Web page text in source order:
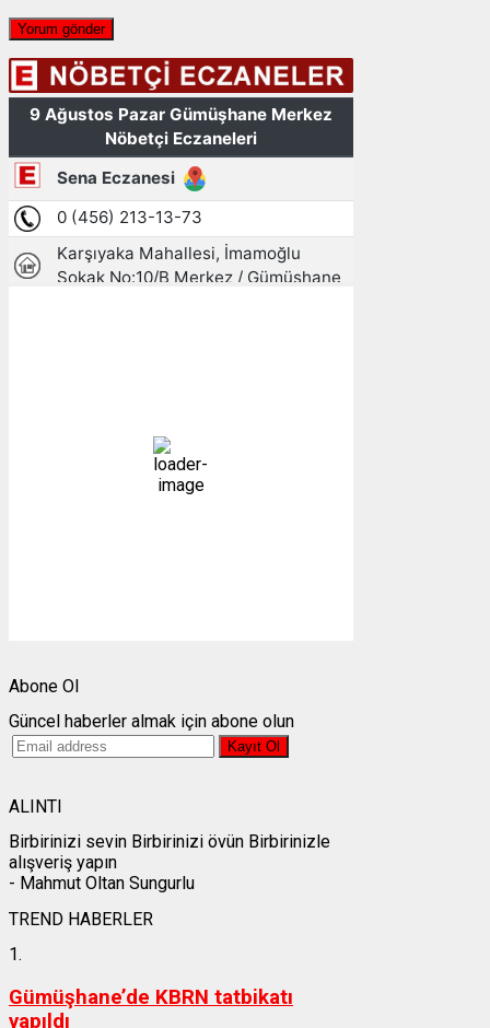
64 %
1014 mb
Abone Ol
Güncel haberler almak için abone olun
ALINTI
Birbirinizi sevin Birbirinizi övün Birbirinizle
alışveriş yapın
- Mahmut Oltan Sungurlu
TREND HABERLER
1.
Gümüşhane’de KBRN tatbikatı
yapıldı